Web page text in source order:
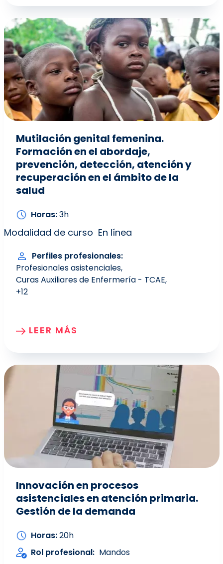
Mutilación genital femenina.
Formación en el abordaje,
prevención, detección, atención y
recuperación en el ámbito de la
salud
Horas 3h
Modalidad de curso En línea
Perfiles profesionales
Profesionales asistenciales
Curas Auxiliares de Enfermería - TCAE
+12
LEER MÁS
Innovación en procesos
asistenciales en atención primaria.
Gestión de la demanda
Horas 20h
Rol profesional
Mandos